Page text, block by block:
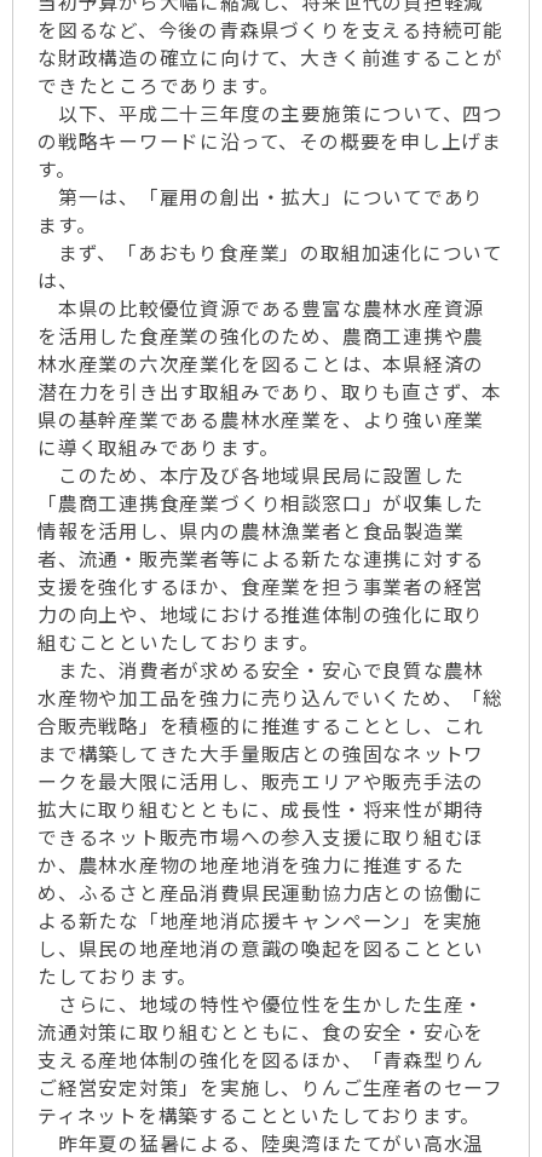
を図るなど、今後の青森県づくりを支える持続可能
な財政構造の確立に向けて、大きく前進することが
できたところであります。
以下、平成二十三年度の主要施策について、四つ
の戦略キーワードに沿って、その概要を申し上げま
す。
第一は、「雇用の創出・拡大」についてであり
ます。
まず、「あおもり食産業」の取組加速化について
は、
本県の比較優位資源である豊富な農林水産資源
を活用した食産業の強化のため、農商工連携や農
林水産業の六次産業化を図ることは、本県経済の
潜在力を引き出す取組みであり、取りも直さず、本
県の基幹産業である農林水産業を、より強い産業
に導く取組みであります。
このため、本庁及び各地域県民局に設置した
「農商工連携食産業づくり相談窓口」が収集した
情報を活用し、県内の農林漁業者と食品製造業
者、流通・販売業者等による新たな連携に対する
支援を強化するほか、食産業を担う事業者の経営
力の向上や、地域における推進体制の強化に取り
組むことといたしております。
また、消費者が求める安全・安心で良質な農林
水産物や加工品を強力に売り込んでいくため、「総
合販売戦略」を積極的に推進することとし、これ
まで構築してきた大手量販店との強固なネットワ
ークを最大限に活用し、販売エリアや販売手法の
拡大に取り組むとともに、成長性・将来性が期待
できるネット販売市場への参入支援に取り組むほ
か、農林水産物の地産地消を強力に推進するた
め、ふるさと産品消費県民運動協力店との協働に
よる新たな「地産地消応援キャンペーン」を実施
し、県民の地産地消の意識の喚起を図ることとい
たしております。
さらに、地域の特性や優位性を生かした生産・
流通対策に取り組むとともに、食の安全・安心を
支える産地体制の強化を図るほか、「青森型りん
ご経営安定対策」を実施し、りんご生産者のセーフ
ティネットを構築することといたしております。
昨年夏の猛暑による、陸奥湾ほたてがい高水温